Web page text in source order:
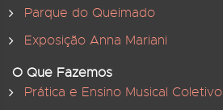
Parque do Queimado
Exposição Anna Mariani
O Que Fazemos
Prática e Ensino Musical Coletivo